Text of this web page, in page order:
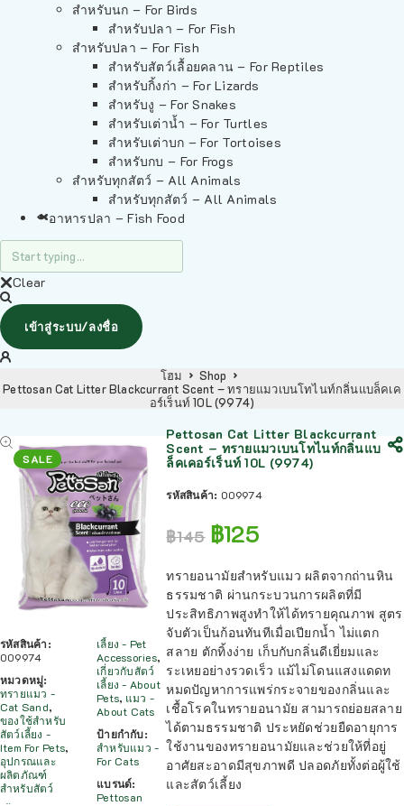
สำหรับนก – For Birds
สำหรับปลา – For Fish
สำหรับปลา – For Fish
สำหรับสัตว์เลื้อยคลาน – For Reptiles
สำหรับกิ้งก่า – For Lizards
สำหรับงู – For Snakes
สำหรับเต่าน้ำ – For Turtles
สำหรับเต่าบก – For Tortoises
สำหรับกบ – For Frogs
สำหรับทุกสัตว์ – All Animals
สำหรับทุกสัตว์ – All Animals
อาหารปลา – Fish Food
Clear
เข้าสู่ระบบ/ลงชื่อ
โฮม
Shop
Pettosan Cat Litter Blackcurrant Scent – ทรายแมวเบนโทไนท์กลิ่นแบล็คเค
อร์เร็นท์ 10L (9974)
SALE
รหัสสินค้า:
009974
หมวดหมู่:
ทรายแมว -
Cat Sand,
ของใช้สำหรับ
สัตว์เลี้ยง -
Item For Pets,
อุปกรณและ
ผลิตภัณฑ์
สำหรับสัตว์
เลี้ยง - Pet
Accessories,
เกี่ยวกับสัตว์
เลี้ยง - About
Pets, แมว -
About Cats
ป้ายกำกับ:
สำหรับแมว -
For Cats
แบรนด์:
Pettosan
Pettosan Cat Litter Blackcurrant
Scent – ทรายแมวเบนโทไนท์กลิ่นแบ
ล็คเคอร์เร็นท์ 10L (9974)
รหัสสินค้า: 009974
฿145 ฿125
ทรายอนามัยสำหรับแมว ผลิตจากถ่านหิน
ธรรมชาติ ผ่านกระบวนการผลิตที่มี
ประสิทธิภาพสูงทำให้ได้ทรายคุณภาพ สูตร
จับตัวเป็นก้อนทันทีเมื่อเปียกน้ำ ไม่แตก
สลาย ตักทิ้งง่าย เก็บกับกลิ่นดีเยี่ยมและ
ระเหยอย่างรวดเร็ว แม้ไม่โดนแสงแดดท
หมดปัญหาการแพร่กระจายของกลิ่นและ
เชื้อโรคในทรายอนามัย สามารถย่อยสลาย
ได้ตามธรรมชาติ ประหยัดช่วยยืดอายุการ
ใช้งานของทรายอนามัยและช่วยให้ที่อยู่
อาศัยสะอาดมีสุขภาพดี ปลอดภัยทั้งต่อผู้ใช้
และสัตว์เลี้ยง